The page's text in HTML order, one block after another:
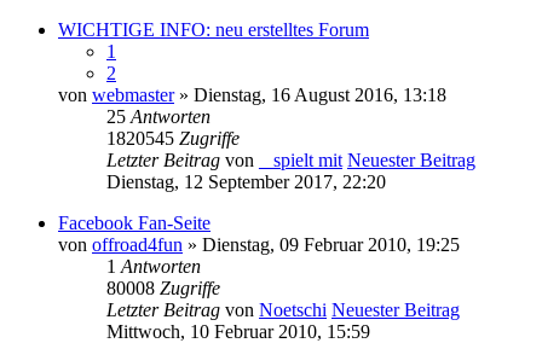
WICHTIGE INFO: neu erstelltes Forum
1
2
von webmaster» Dienstag, 16 August 2016, 13:18
25 Antworten
1820545 Zugriffe
Letzter Beitrag von _ spielt mit Neuester Beitrag
Dienstag, 12 September 2017, 22:20
Facebook Fan-Seite
von offroad4fun » Dienstag, 09 Februar 2010, 19:25
1 Antworten
80008 Zugriffe
Letzter Beitrag von Noetschi Neuester Beitrag
Mittwoch, 10 Februar 2010, 15:59